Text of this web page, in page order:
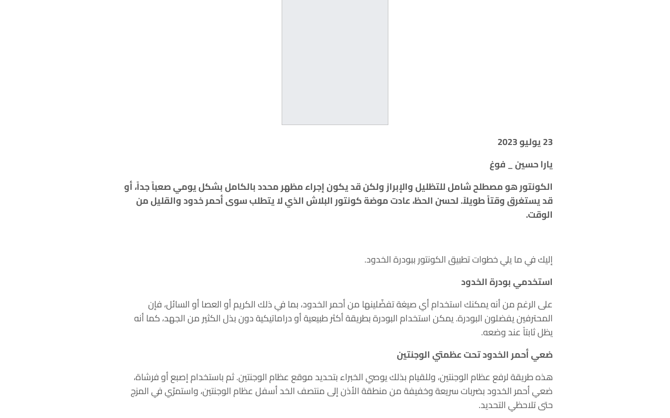
23 يوليو 2023
يارا حسين _ فوغ
الكونتور هو مصطلح شامل للتظليل والإبراز ولكن قد يكون إجراء مظهر محدد بالكامل بشكل يومي صعباً جداً، أو
قد يستغرق وقتاً طويلاً. لحسن الحظ، عادت موضة كونتور البلاش الذي لا يتطلب سوى أحمر خدود والقليل من
الوقت.
إليك في ما يلي خطوات تطبيق الكونتور ببودرة الخدود.
استخدمي بودرة الخدود
على الرغم من أنه يمكنك استخدام أي صيغة تفضّلينها من أحمر الخدود، بما في ذلك الكريم أو العصا أو السائل، فإن
المحترفين يفضلون البودرة. يمكن استخدام البودرة بطريقة أكثر طبيعية أو دراماتيكية دون بذل الكثير من الجهد، كما أنه
يظل ثابتاً عند وضعه.
ضعي أحمر الخدود تحت عظمتي الوجنتين
هذه طريقة لرفع عظام الوجنتين، وللقيام بذلك يوصي الخبراء بتحديد موقع عظام الوجنتين. ثم باستخدام إصبع أو فرشاة،
ضعي أحمر الخدود بضربات سريعة وخفيفة من منطقة الأذن إلى منتصف الخد أسفل عظام الوجنتين، واستمرّي في المزج
حتى تلاحظي التحديد.